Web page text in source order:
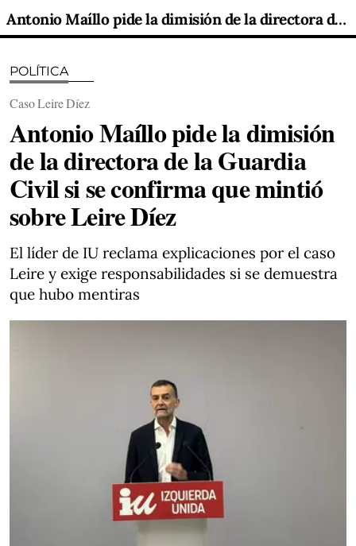
Antonio Maíllo pide la dimisión de la directora de la Guardia Civil si se confirma que mintió sobre Leire Díez
POLÍTICA
Caso Leire Díez
Antonio Maíllo pide la dimisión
de la directora de la Guardia
Civil si se confirma que mintió
sobre Leire Díez
El líder de IU reclama explicaciones por el caso
Leire y exige responsabilidades si se demuestra
que hubo mentiras